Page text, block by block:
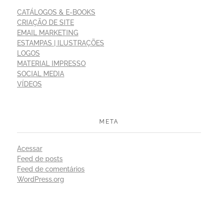
CATÁLOGOS & E-BOOKS
CRIAÇÃO DE SITE
EMAIL MARKETING
ESTAMPAS | ILUSTRAÇÕES
LOGOS
MATERIAL IMPRESSO
SOCIAL MEDIA
VÍDEOS
META
Acessar
Feed de posts
Feed de comentários
WordPress.org